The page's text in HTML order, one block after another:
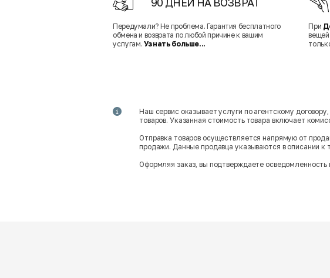
90 ДНЕЙ НА ВОЗВРАТ
Передумали? Не проблема. Гарантия бесплатного
обмена и возврата по любой причине к вашим
услугам. Узнать больше...
При
вещей
Наш сервис оказывает услуги по агентскому
товаров. Указанная стоимость товара включает
Отправка товаров осуществляется напрямую от
продажи. Данные продавца указываются в описании к
Оформляя заказ, вы подтверждаете